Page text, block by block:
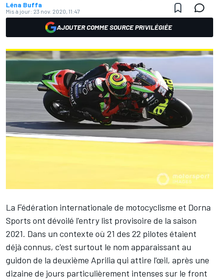
Léna Buffa
Mis à jour: 23 nov. 2020, 11:47
AJOUTER COMME SOURCE PRIVILÉGIÉE
La Fédération internationale de motocyclisme et Dorna
Sports ont dévoilé l'entry list provisoire de la saison
2021. Dans un contexte où 21 des 22 pilotes étaient
déjà connus, c'est surtout le nom apparaissant au
guidon de la deuxième Aprilia qui attire l'œil, après une
dizaine de jours particulièrement intenses sur le front